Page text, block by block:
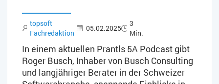
topsoft
Fachredaktion
05.02.2025
3
Min.
In einem aktuellen Prantls 5A Podcast gibt
Roger Busch, Inhaber von Busch Consulting
und langjähriger Berater in der Schweizer